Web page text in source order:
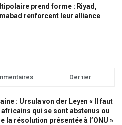
prend forme : Riyad,
renforcent leur alliance
Dernier
: Ursula von der Leyen « Il faut
africains qui se sont abstenus ou
la résolution présentée à l’ONU »